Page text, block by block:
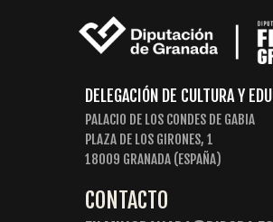
DELEGACIÓN DE CULTURA Y
PALACIO DE LOS CONDES DE GABIA
PLAZA DE LOS GIRONES, 1
18009 GRANADA (ESPAÑA)
CONTACTO